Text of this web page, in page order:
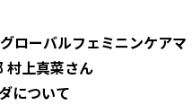
ローバルフェミニンケアマ
村上真菜さん
について